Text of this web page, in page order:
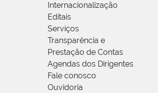
Internacionalização
Editais
Serviços
Transparência e
Prestação de Contas
Agendas dos Dirigentes
Fale conosco
Ouvidoria